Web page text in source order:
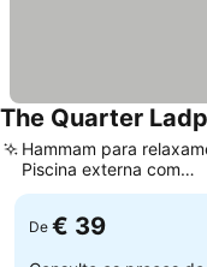
The Quarter
Hammam para
Piscina externa com
escorregador
De € 39